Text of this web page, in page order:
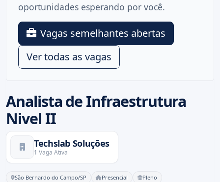
Analista de Infraestrutura
Nivel II
Techslab Soluções
1 Vaga Ativa
São Bernardo do Campo/SP Presencial
Pleno
oportunidades esperando por você.
Vagas semelhantes abertas
Ver todas as vagas